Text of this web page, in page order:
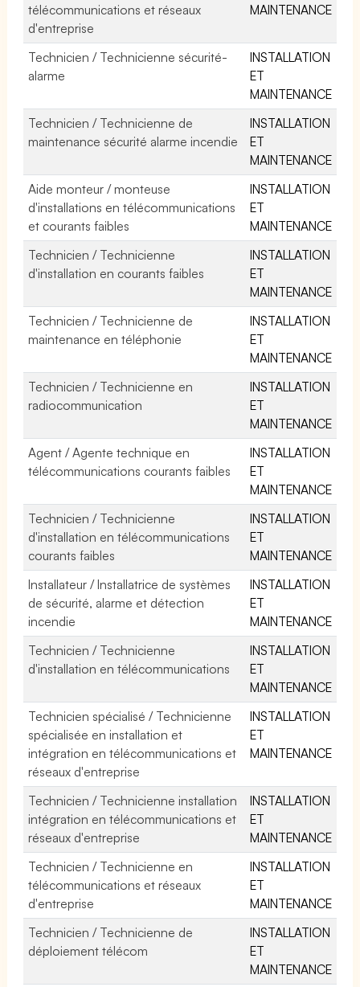
télécommunications et réseaux
d'entreprise
MAINTENANCE
Technicien / Technicienne sécurité-
alarme
INSTALLATION
ET
MAINTENANCE
Technicien / Technicienne de
maintenance sécurité alarme incendie
INSTALLATION
ET
MAINTENANCE
Aide monteur / monteuse
d'installations en télécommunications
et courants faibles
INSTALLATION
ET
MAINTENANCE
Technicien / Technicienne
d'installation en courants faibles
INSTALLATION
ET
MAINTENANCE
Technicien / Technicienne de
maintenance en téléphonie
INSTALLATION
ET
MAINTENANCE
Technicien / Technicienne en
radiocommunication
INSTALLATION
ET
MAINTENANCE
Agent / Agente technique en
télécommunications courants faibles
INSTALLATION
ET
MAINTENANCE
Technicien / Technicienne
d'installation en télécommunications
courants faibles
INSTALLATION
ET
MAINTENANCE
Installateur / Installatrice de systèmes
de sécurité, alarme et détection
incendie
INSTALLATION
ET
MAINTENANCE
Technicien / Technicienne
d'installation en télécommunications
INSTALLATION
ET
MAINTENANCE
Technicien spécialisé / Technicienne
spécialisée en installation et
intégration en télécommunications et
réseaux d'entreprise
INSTALLATION
ET
MAINTENANCE
Technicien / Technicienne installation
intégration en télécommunications et
réseaux d'entreprise
INSTALLATION
ET
MAINTENANCE
Technicien / Technicienne en
télécommunications et réseaux
d'entreprise
INSTALLATION
ET
MAINTENANCE
Technicien / Technicienne de
déploiement télécom
INSTALLATION
ET
MAINTENANCE